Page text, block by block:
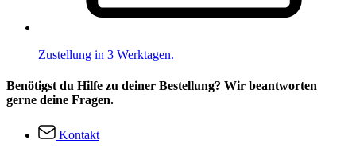
Zustellung in 3 Werktagen.
Benötigst du Hilfe zu deiner Bestellung? Wir beantworten
gerne deine Fragen.
Kontakt